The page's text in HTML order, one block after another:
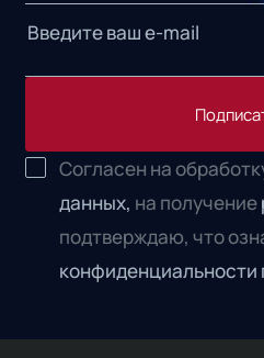
Согласен на
данных, на получение
подтверждаю, что